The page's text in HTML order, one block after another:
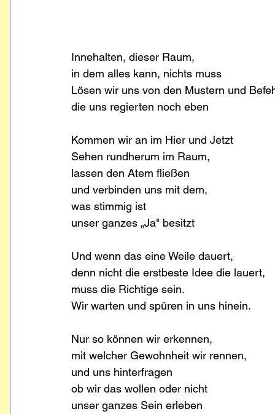
Innehalten, dieser Raum,
in dem alles kann, nichts muss
Lösen wir uns von den Mustern und
die uns regierten noch eben
Kommen wir an im Hier und Jetzt
Sehen rundherum im Raum,
lassen den Atem fließen
und verbinden uns mit dem,
was stimmig ist
unser ganzes „Ja" besitzt
Und wenn das eine Weile dauert,
denn nicht die erstbeste Idee die lauert,
muss die Richtige sein.
Wir warten und spüren in uns hinein.
Nur so können wir erkennen,
mit welcher Gewohnheit wir rennen,
und uns hinterfragen
ob wir das wollen oder nicht
unser ganzes Sein erleben